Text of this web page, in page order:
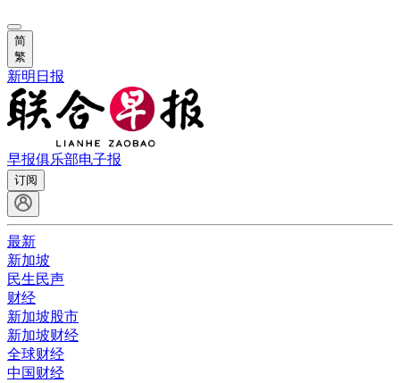
简
繁
新明日报
早报俱乐部电子报
订阅
最新
新加坡
民生民声
财经
新加坡股市
新加坡财经
全球财经
中国财经